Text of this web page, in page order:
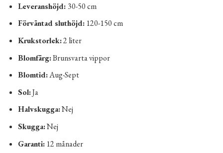
Leveranshöjd: 30-50 cm
Förväntad sluthöjd:120-150 cm
Krukstorlek:2 liter
Blomfärg:Brunsvarta vippor
Blomtid:Aug-Sept
Sol:Ja
Halvskugga:Nej
Skugga:Nej
Garanti:12 månader